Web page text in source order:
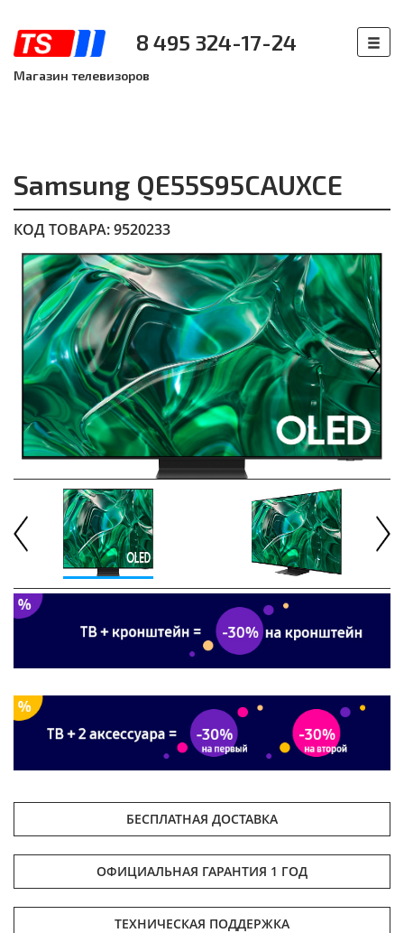
8 495 324-17-24
Магазин телевизоров
Samsung QE55S95CAUXCE
КОД ТОВАРА: 9520233
БЕСПЛАТНАЯ ДОСТАВКА
ОФИЦИАЛЬНАЯ ГАРАНТИЯ 1 ГОД
ТЕХНИЧЕСКАЯ ПОДДЕРЖКА